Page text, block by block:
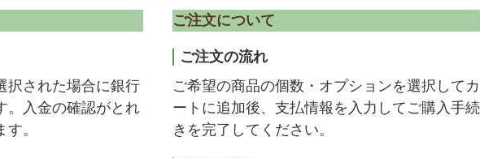
択された場合に銀行
。入金の確認がとれ
。
ご注文について
ご注文の流れ
ご希望の商品の個数・オプションを選択してカ
ートに追加後、支払情報を入力してご購入手続
きを完了してください。